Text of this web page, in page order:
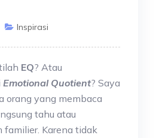
Inspirasi
EQ? Atau
Emotional Quotient? Saya
orang yang membaca
tahu atau
familier. Karena tidak